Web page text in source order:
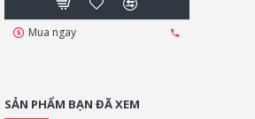
Mua ngay
SẢN PHẨM BẠN ĐÃ XEM